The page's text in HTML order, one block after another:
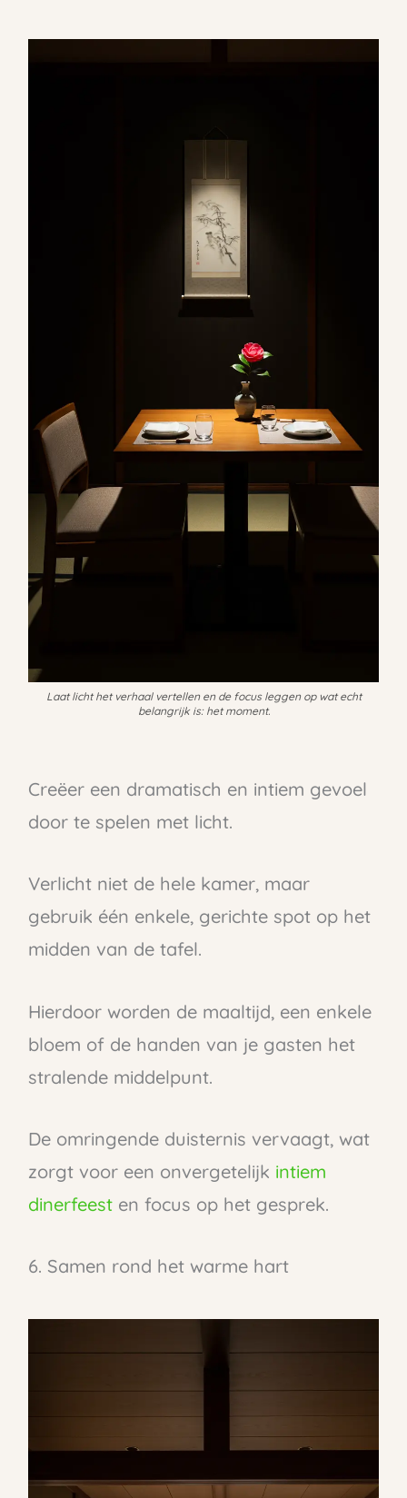
Laat licht het verhaal vertellen en de focus leggen op wat echt
belangrijk is: het moment.
Creëer een dramatisch en intiem gevoel
door te spelen met licht.
Verlicht niet de hele kamer, maar
gebruik één enkele, gerichte spot op het
midden van de tafel.
Hierdoor worden de maaltijd, een enkele
bloem of de handen van je gasten het
stralende middelpunt.
De omringende duisternis vervaagt, wat
zorgt voor een onvergetelijk intiem
dinerfeesten focus op het gesprek.
6. Samen rond het warme hart